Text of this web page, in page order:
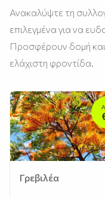
Ανακαλύψτε τη
επιλεγμένα για να
Προσφέρουν δομή
ελάχιστη φροντίδα.
Γρεβιλέα